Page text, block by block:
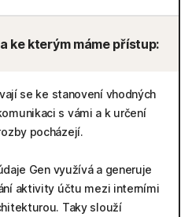
ke kterým máme přístup:
se ke stanovení vhodných
s vámi a k určení
pocházejí.
Gen využívá a generuje
aktivity účtu mezi interními
Taky slouží